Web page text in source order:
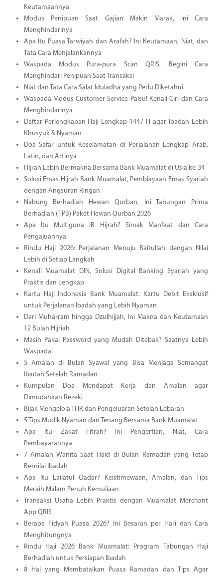
Keutamaannya
Modus Penipuan Saat Gajian Makin Marak, Ini Cara
Menghindarinya
Apa Itu Puasa Tarwiyah dan Arafah? Ini Keutamaan, Niat, dan
Tata Cara Menjalankannya
Waspada Modus Pura-pura Scan QRIS, Begini Cara
Menghindari Penipuan Saat Transaksi
Niat dan Tata Cara Salat Iduladha yang Perlu Diketahui
Waspada Modus Customer Service Palsu! Kenali Ciri dan Cara
Menghindarinya
Daftar Perlengkapan Haji Lengkap 1447 H agar Ibadah Lebih
Khusyuk & Nyaman
Doa Safar untuk Keselamatan di Perjalanan Lengkap Arab,
Latin, dan Artinya
Hijrah Lebih Bermakna Bersama Bank Muamalat di Usia ke-34
Solusi Emas Hijrah Bank Muamalat, Pembiayaan Emas Syariah
dengan Angsuran Ringan
Nabung Berhadiah Hewan Qurban, Ini Tabungan Prima
Berhadiah (TPB) Paket Hewan Qurban 2026
Apa Itu Multiguna iB Hijrah? Simak Manfaat dan Cara
Pengajuannya
Rindu Haji 2026: Perjalanan Menuju Baitullah dengan Nilai
Lebih di Setiap Langkah
Kenali Muamalat DIN, Solusi Digital Banking Syariah yang
Praktis dan Lengkap
Kartu Haji Indonesia Bank Muamalat: Kartu Debit Eksklusif
untuk Perjalanan Ibadah yang Lebih Nyaman
Dari Muharram hingga Dzulhijjah, Ini Makna dan Keutamaan
12 Bulan Hijriah
Masih Pakai Password yang Mudah Ditebak? Saatnya Lebih
Waspada!
5 Amalan di Bulan Syawal yang Bisa Menjaga Semangat
Ibadah Setelah Ramadan
Kumpulan Doa Mendapat Kerja dan Amalan agar
Dimudahkan Rezeki
Bijak Mengelola THR dan Pengeluaran Setelah Lebaran
5 Tips Mudik Nyaman dan Tenang Bersama Bank Muamalat
Apa Itu Zakat Fitrah? Ini Pengertian, Niat, Cara
Pembayarannya
7 Amalan Wanita Saat Haid di Bulan Ramadan yang Tetap
Bernilai Ibadah
Apa Itu Lailatul Qadar? Keistimewaan, Amalan, dan Tips
Meraih Malam Penuh Kemuliaan
Transaksi Usaha Lebih Praktis dengan Muamalat Merchant
App QRIS
Berapa Fidyah Puasa 2026? Ini Besaran per Hari dan Cara
Menghitungnya
Rindu Haji 2026 Bank Muamalat: Program Tabungan Haji
Berhadiah untuk Persiapan Ibadah
8 Hal yang Membatalkan Puasa Ramadan dan Tips Agar